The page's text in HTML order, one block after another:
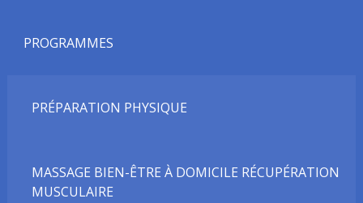
PROGRAMMES
PRÉPARATION PHYSIQUE
MASSAGE BIEN-ÊTRE À DOMICILE RÉCUPÉRATION
MUSCULAIRE